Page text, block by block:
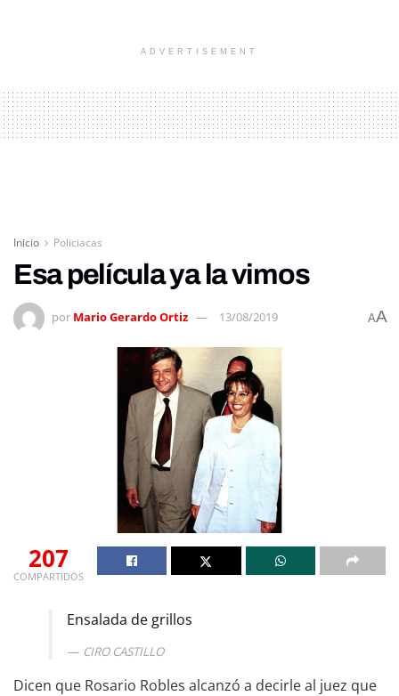
ADVERTISEMENT
Inicio Policiacas
Esa película ya la vimos
por Mario Gerardo Ortiz 13/08/2019 AA
207
COMPARTIDOS
Ensalada de grillos
CIRO CASTILLO
Dicen que Rosario Robles alcanzó a decirle al juez que